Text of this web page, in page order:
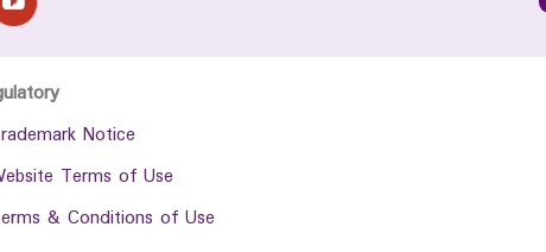
Notice
Terms of Use
& Conditions of Use